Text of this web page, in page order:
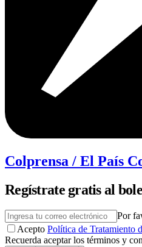
Colprensa / El País
Regístrate gratis al
Por
Acepto Política de Tratamiento
Recuerda aceptar los términos y